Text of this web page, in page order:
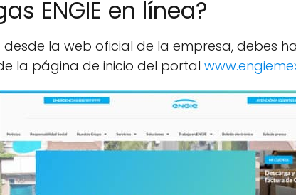
ENGIE en línea?
desde la web oficial de la empresa, debes
la página de inicio del portal